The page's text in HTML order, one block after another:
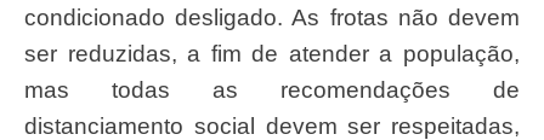
condicionado desligado. As frotas não devem
ser reduzidas, a fim de atender a população,
mas todas as recomendações de
distanciamento social devem ser respeitadas,